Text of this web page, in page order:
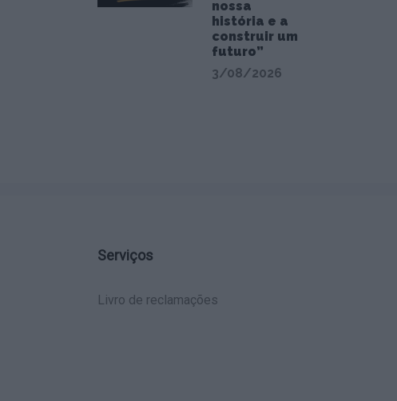
nossa
história e a
construir um
futuro”
3/08/2026
Serviços
Livro de reclamações